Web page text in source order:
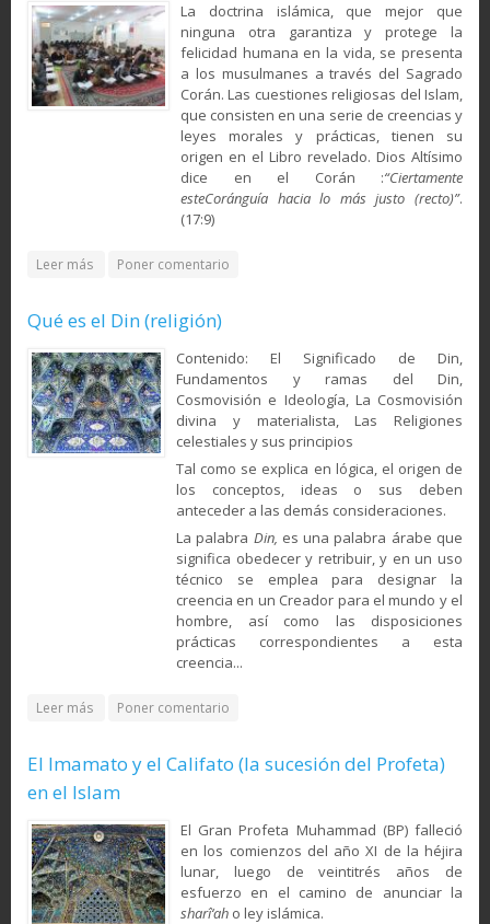
La doctrina islámica, que mejor que
ninguna otra garantiza y protege la
felicidad humana en la vida, se presenta
a los musulmanes a través del Sagrado
Corán. Las cuestiones religiosas del Islam,
que consisten en una serie de creencias y
leyes morales y prácticas, tienen su
origen en el Libro revelado. Dios Altísimo
dice en el Corán :“Ciertamente
esteCoránguía hacia lo más justo (recto)”.
(17:9)
Leer más about El valor del sagrado Corán para los musulmanes
Poner comentario
Qué es el Din (religión)
Contenido: El Significado de Din,
Fundamentos y ramas del Din,
Cosmovisión e Ideología, La Cosmovisión
divina y materialista, Las Religiones
celestiales y sus principios
Tal como se explica en lógica, el origen de
los conceptos, ideas o sus deben
anteceder a las demás consideraciones.
La palabra Din, es una palabra árabe que
significa obedecer y retribuir, y en un uso
técnico se emplea para designar la
creencia en un Creador para el mundo y el
hombre, así como las disposiciones
prácticas correspondientes a esta
creencia...
Leer más about Qué es el Din (religión)
Poner comentario
El Imamato y el Califato (la sucesión del Profeta)
en el Islam
El Gran Profeta Muham­mad (BP) falleció
en los comienzos del año XI de la héjira
lunar, luego de veintitrés años de
esfuerzo en el camino de anunciar la
sharî‘ah o ley islámica.